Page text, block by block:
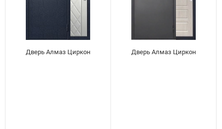
Дверь Алмаз Циркон Дверь Алмаз Циркон